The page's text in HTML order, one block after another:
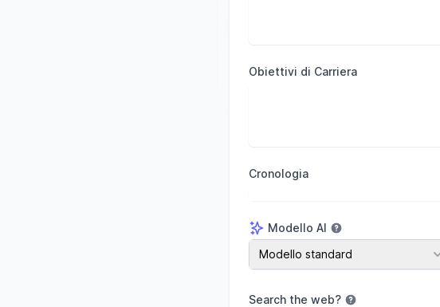
Obiettivi di Carriera
Cronologia
Modello AI
Modello AI
Modello standard
Search the web?